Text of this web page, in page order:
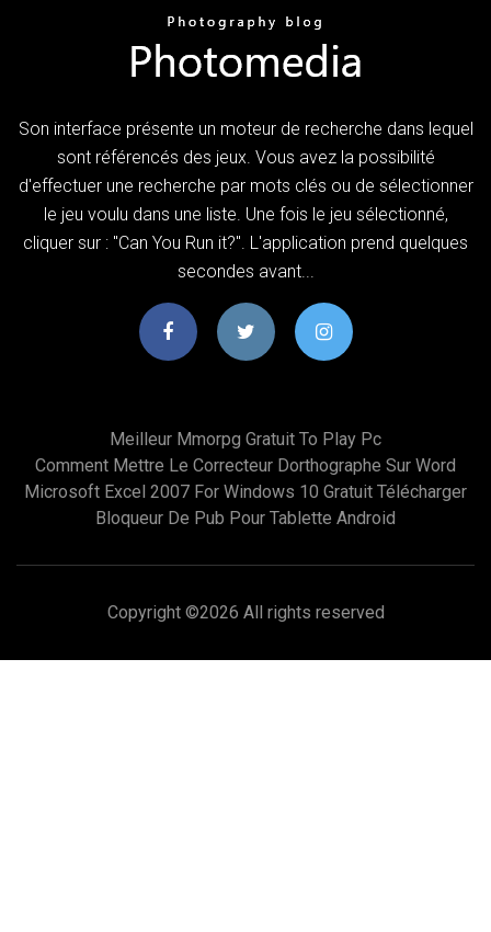
Son interface présente un moteur de recherche dans lequel
sont référencés des jeux. Vous avez la possibilité
d'effectuer une recherche par mots clés ou de sélectionner
le jeu voulu dans une liste. Une fois le jeu sélectionné,
cliquer sur : "Can You Run it?". L'application prend quelques
secondes avant...
Meilleur Mmorpg Gratuit To Play Pc
Comment Mettre Le Correcteur Dorthographe Sur Word
Microsoft Excel 2007 For Windows 10 Gratuit Télécharger
Bloqueur De Pub Pour Tablette Android
Copyright ©2026 All rights reserved